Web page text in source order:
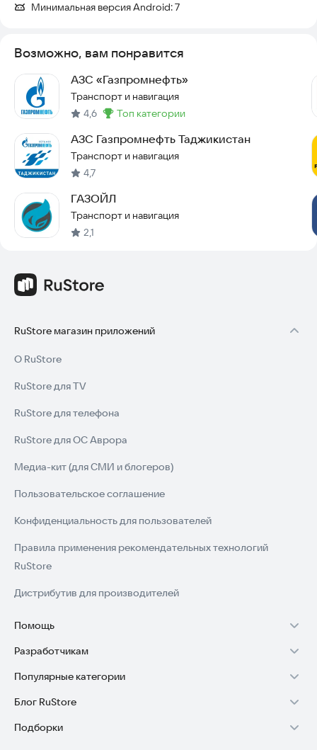
Минимальная версия Android:7
Возможно, вам понравится
АЗС «Газпромнефть»
Транспорт и навигация
4,6
Метка:
топ категории
АЗС Газпромнефть Таджикистан
Транспорт и навигация
4,7
ГАЗОЙЛ
Транспорт и навигация
2,1
RuStore магазин приложений
О RuStore
RuStore для TV
RuStore для телефона
RuStore для ОС Аврора
Медиа-кит (для СМИ и блогеров)
Пользовательское соглашение
Конфиденциальность для пользователей
Правила применения рекомендательных технологий
RuStore
Дистрибутив для производителей
Помощь
Установка RuStore на TV
Установка RuStore на телефон
Установка RuStore в машину
Помощь пользователям RuStore
Разработчикам
Зарабатывать с RuStore
Стать разработчиком
Доступ к RuStore Консоль
Популярные категории
Игры для Android
Приложения банков
Блог RuStore
Обзоры игр для Android 2025
Подборки